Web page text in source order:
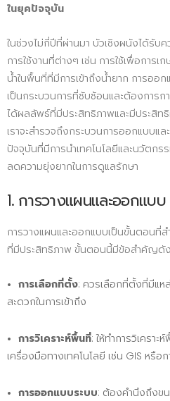
ในยุคปัจจุบัน
ในช่วงไม่กี่ปีที่ผ่านมา บัวเชิงผนังได้รับ
การใช้งานที่ต่างๆ เช่น การใช้เพื่อการ
น้ำในพื้นที่ที่มีการเข้าถึงน้ำยาก การออ
เป็นกระบวนการที่ซับซ้อนและต้องการ
ได้ผลลัพธ์ที่มีประสิทธิภาพและมีประสิท
เราจะสำรวจถึงกระบวนการออกแบบแ
ปัจจุบันที่มีการนำเทคโนโลยีและนวัตกร
ลดความยุ่งยากในการดูแลรักษา
1. การวางแผนและออกแบบ
การวางแผนและออกแบบเป็นขั้นตอนที่
ที่มีประสิทธิภาพ ขั้นตอนนี้มีข้อสำคัญดั
การเลือกที่ตั้ง: ควรเลือกที่ตั้งที่มีแหล่
สะดวกในการเข้าถึง
การวิเคราะห์พื้นที่: ให้ทำการวิเครา
เครื่องมือทางเทคโนโลยี เช่น GIS หรือ
การออกแบบระบบ: ต้องคำนึงถึงข